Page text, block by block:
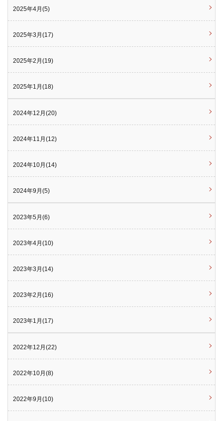
2025年4月(5)
2025年3月(17)
2025年2月(19)
2025年1月(18)
2024年12月(20)
2024年11月(12)
2024年10月(14)
2024年9月(5)
2023年5月(6)
2023年4月(10)
2023年3月(14)
2023年2月(16)
2023年1月(17)
2022年12月(22)
2022年10月(8)
2022年9月(10)